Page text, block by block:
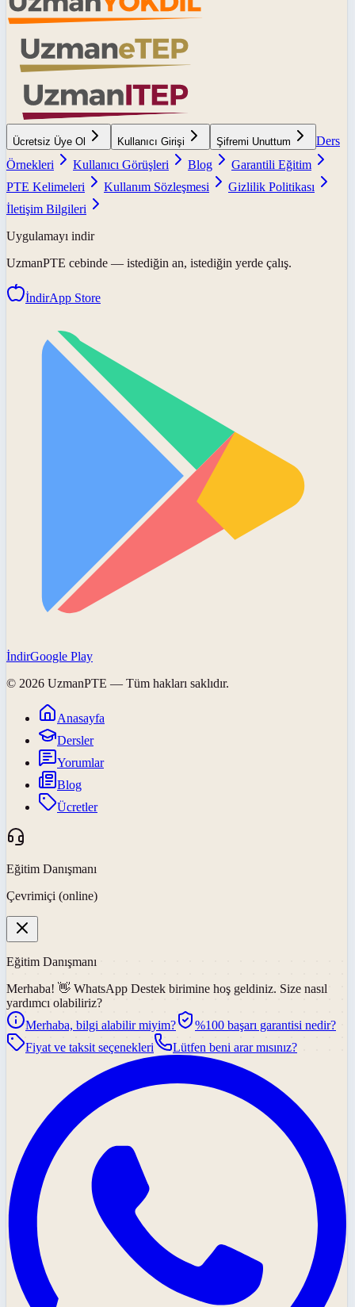
Ücretsiz Üye Ol Kullanıcı Girişi Şifremi Unuttum
Ders
Örnekleri
Kullanıcı Görüşleri Blog
Garantili Eğitim
PTE Kelimeleri
Kullanım Sözleşmesi
Gizlilik Politikası
İletişim Bilgileri
Uygulamayı indir
UzmanPTE cebinde — istediğin an, istediğin yerde çalış.
İndirApp Store
İndirGoogle Play
© 2026 UzmanPTE — Tüm hakları saklıdır.
Anasayfa
Dersler
Yorumlar
Blog
Ücretler
Eğitim Danışmanı
Çevrimiçi (online)
Eğitim Danışmanı
Merhaba! 👋 WhatsApp Destek birimine hoş geldiniz. Size nasıl
yardımcı olabiliriz?
Merhaba, bilgi alabilir miyim?
%100 başarı garantisi nedir?
Fiyat ve taksit seçenekleri
Lütfen beni arar mısınız?